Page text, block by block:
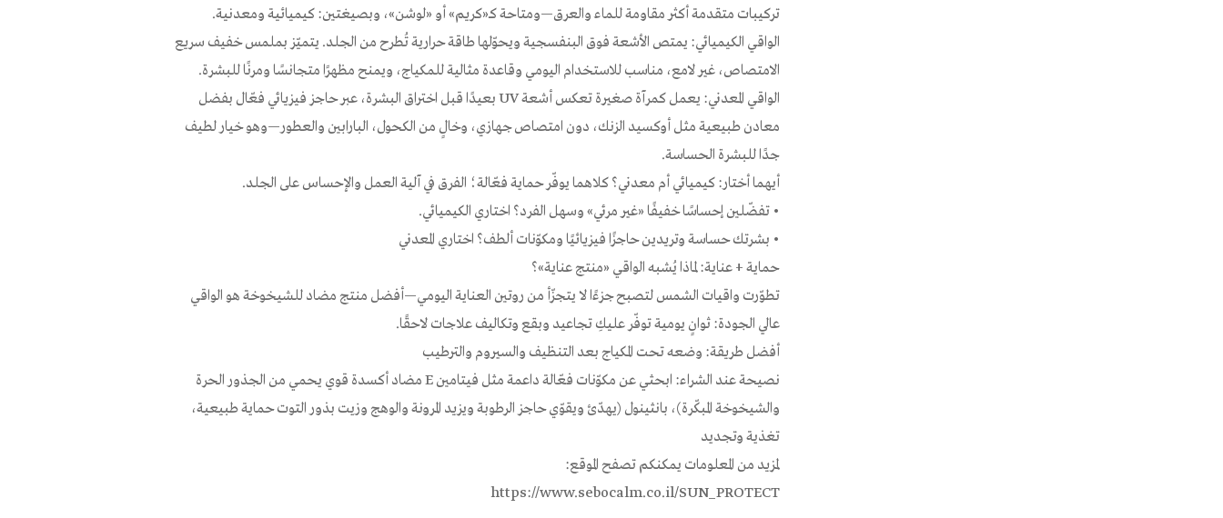
تركيبات متقدمة أكثر مقاومة للماء والعرق—ومتاحة كـ«كريم» أو «لوشن»، وبصيغتين: كيميائية ومعدنية.
الواقي الكيميائي: يمتص الأشعة فوق البنفسجية ويحوّلها طاقة حرارية تُطرح من الجلد. يتميّز بملمس خفيف سريع
الامتصاص، غير لامع، مناسب للاستخدام اليومي وقاعدة مثالية للمكياج، ويمنح مظهرًا متجانسًا ومرنًا للبشرة.
الواقي المعدني: يعمل كمرآة صغيرة تعكس أشعة UV بعيدًا قبل اختراق البشرة، عبر حاجز فيزيائي فعّال بفضل
معادن طبيعية مثل أوكسيد الزنك، دون امتصاص جهازي، وخالٍ من الكحول، البارابين والعطور—وهو خيار لطيف
جدًا للبشرة الحساسة.
أيهما أختار: كيميائي أم معدني؟ كلاهما يوفّر حماية فعّالة؛ الفرق في آلية العمل والإحساس على الجلد.
• تفضّلين إحساسًا خفيفًا «غير مرئي» وسهل الفرد؟ اختاري الكيميائي.
• بشرتك حساسة وتريدين حاجزًا فيزيائيًا ومكوّنات ألطف؟ اختاري المعدني
حماية + عناية: لماذا يُشبه الواقي «منتج عناية»؟
تطوّرت واقيات الشمس لتصبح جزءًا لا يتجزّأ من روتين العناية اليومي—أفضل منتج مضاد للشيخوخة هو الواقي
عالي الجودة: ثوانٍ يومية توفّر عليكِ تجاعيد وبقع وتكاليف علاجات لاحقًا.
أفضل طريقة: وضعه تحت المكياج بعد التنظيف والسيروم والترطيب
نصيحة عند الشراء: ابحثي عن مكوّنات فعّالة داعمة مثل فيتامين E مضاد أكسدة قوي يحمي من الجذور الحرة
والشيخوخة المبكّرة)، بانثينول (يهدّئ ويقوّي حاجز الرطوبة ويزيد المرونة والوهج وزيت بذور التوت حماية طبيعية،
تغذية وتجديد
لمزيد من المعلومات يمكنكم تصفح الموقع:
https://www.sebocalm.co.il/SUN_PROTECT